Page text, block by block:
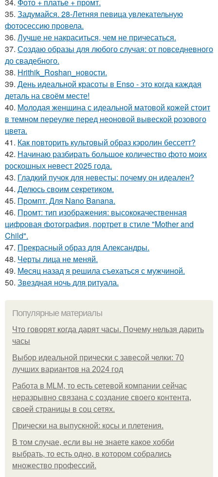
35. Задумайся. 28-Летняя певица увлекательную
фотосессию провела.
36. Лучше не накраситься, чем не причесаться.
37. Создаю образы для любого случая: от повседневного
до свадебного.
38. Hrithik_Roshan_новости.
39. День идеальной красоты в Enso - это когда каждая
деталь на своём месте!
40. Молодая женщина с идеальной матовой кожей стоит
в темном переулке перед неоновой вывеской розового
цвета.
41. Как повторить культовый образ кэролин бессетт?
42. Начинаю разбирать большое количество фото моих
роскошных невест 2025 года.
43. Гладкий пучок для невесты: почему он идеален?
44. Делюсь своим секретиком.
45. Промпт. Для Nano Banana.
46. Промт: тип изображения: высококачественная
цифровая фотография, портрет в стиле "Mother and
Child".
47. Прекрасный образ для Александры.
48. Черты лица не меняй.
49. Мeсяц назад я решила съeхаться с мужчиной.
50. Звездная ночь для ритуала.
Популярные материалы
Что говорят когда дарят часы. Почему нельзя дарить
часы
Выбор идеальной прически с завесой челки: 70
лучших вариантов на 2024 год
Работа в MLM, то есть сетевой компании сейчас
неразрывно связана с создание своего контента,
своей страницы в соц сетях.
Прически на выпускной: косы и плетения.
В том случае, если вы не знаете какое хобби
выбрать, то есть одно, в котором собрались
множество профессий.